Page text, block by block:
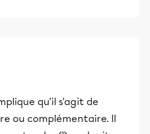
qu'il s'agit de
ou complémentaire. Il